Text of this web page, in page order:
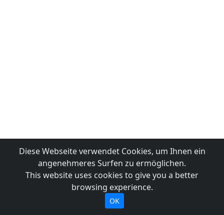
Diese Webseite verwendet Cookies, um Ihnen ein
angenehmeres Surfen zu ermöglichen.
This website uses cookies to give you a better
browsing experience.
OK